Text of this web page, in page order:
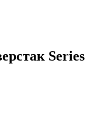
Series